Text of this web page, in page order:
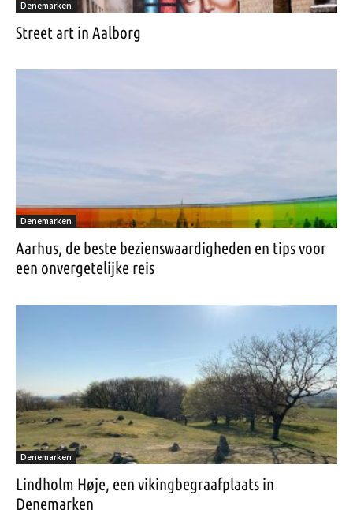
Denemarken
Street art in Aalborg
Denemarken
Aarhus, de beste bezienswaardigheden en tips voor
een onvergetelijke reis
Denemarken
Lindholm Høje, een vikingbegraafplaats in
Denemarken